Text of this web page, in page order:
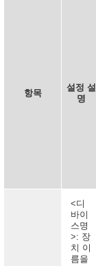
항목
설정 설
명
<디
바이
스명
>: 장
치 이
름을